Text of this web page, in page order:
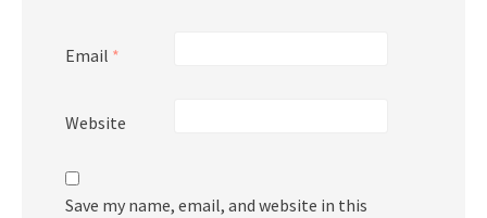
Email *
Website
Save my name, email, and website in this